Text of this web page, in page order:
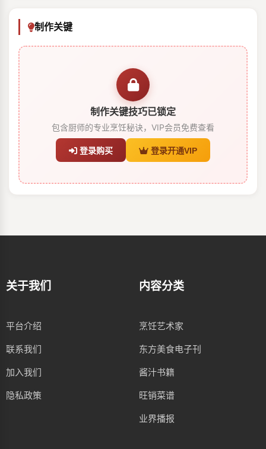
制作关键
制作关键技巧已锁定
包含厨师的专业烹饪秘诀，VIP会员免费查看
登录购买 登录开通VIP
关于我们
平台介绍
联系我们
加入我们
隐私政策
内容分类
烹饪艺术家
东方美食电子刊
酱汁书籍
旺销菜谱
业界播报